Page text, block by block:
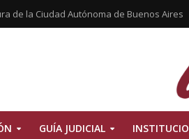
de la Ciudad Autónoma de Buenos Aires
GUÍA JUDICIAL